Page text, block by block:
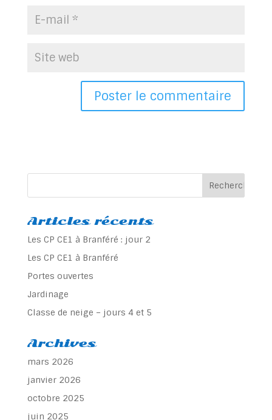
Articles récents
Les CP CE1 à Branféré : jour 2
Les CP CE1 à Branféré
Portes ouvertes
Jardinage
Classe de neige – jours 4 et 5
Archives
mars 2026
janvier 2026
octobre 2025
juin 2025